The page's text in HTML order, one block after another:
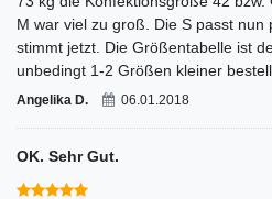
M war viel zu groß. Die S passt
stimmt jetzt. Die Größentabelle ist
unbedingt 1-2 Größen kleiner
Angelika D. 06.01.2018
OK. Sehr Gut.